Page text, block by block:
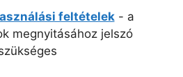
feltételek- a
megnyitásához jelszó